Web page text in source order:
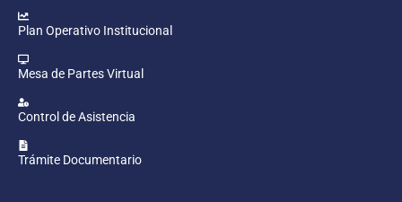
Plan Operativo Institucional
Mesa de Partes Virtual
Control de Asistencia
Trámite Documentario